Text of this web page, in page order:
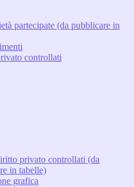
partecipate (da pubblicare in
controllati
privato controllati (da
in tabelle)
grafica